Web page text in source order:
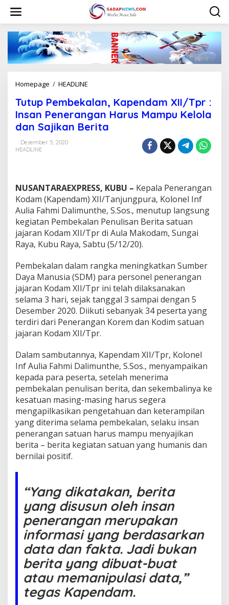
w
Homepage / HEADLINE
t
u
p
P
a
l
a
n
,
K
a
p
n
d
a
m
X
I
I
/
p
r
:
I
n
s
n
P
e
n
g
a
n
H
a
r
u
s
M
a
m
p
u
Tutup Pembekalan, Kapendam XII/Tpr :
Insan Penerangan Harus Mampu Kelola
dan Sajikan Berita
Desember 5, 2020
HEADLINE
NUSANTARAEXPRESS, KUBU – Kepala Penerangan
Kodam (Kapendam) XII/Tanjungpura, Kolonel Inf
Aulia Fahmi Dalimunthe, S.Sos., menutup langsung
kegiatan Pembekalan Penulisan Berita satuan
jajaran Kodam XII/Tpr di Aula Makodam, Sungai
Raya, Kubu Raya, Sabtu (5/12/20).
Pembekalan dalam rangka meningkatkan Sumber
Daya Manusia (SDM) para personel penerangan
jajaran Kodam XII/Tpr ini telah dilaksanakan
selama 3 hari, sejak tanggal 3 sampai dengan 5
Desember 2020. Diikuti sebanyak 34 peserta yang
terdiri dari Penerangan Korem dan Kodim satuan
jajaran Kodam XII/Tpr.
Dalam sambutannya, Kapendam XII/Tpr, Kolonel
Inf Aulia Fahmi Dalimunthe, S.Sos., menyampaikan
kepada para peserta, setelah menerima
pembekalan penulisan berita, dan sekembalinya ke
kesatuan masing-masing harus segera
mengapilkasikan pengetahuan dan keterampilan
yang diterima selama pembekalan, selaku insan
penerangan satuan harus mampu menyajikan
berita – berita kegiatan satuan yang humanis dan
bernilai positif.
“Yang dikatakan, berita
yang disusun oleh insan
penerangan merupakan
informasi yang berdasarkan
data dan fakta. Jadi bukan
berita yang dibuat-buat
atau memanipulasi data,”
tegas Kapendam.